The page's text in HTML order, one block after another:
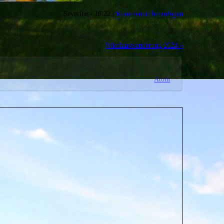
Severine - 10:22 | Kommentar hinzufügen
Nikolauswanderung 2024 »
Atom